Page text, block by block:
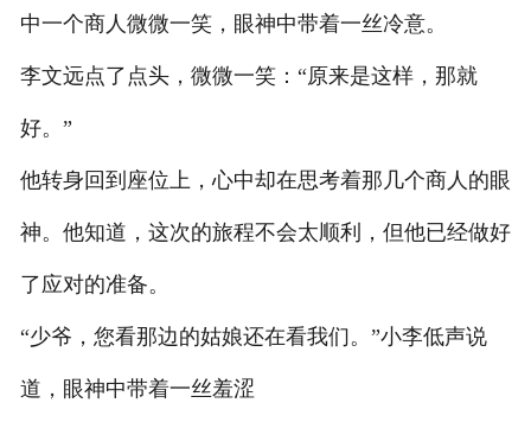
中一个商人微微一笑，眼神中带着一丝冷意。
李文远点了点头，微微一笑：“原来是这样，那就
好。”
他转身回到座位上，心中却在思考着那几个商人的眼
神。他知道，这次的旅程不会太顺利，但他已经做好
了应对的准备。
“少爷，您看那边的姑娘还在看我们。”小李低声说
道，眼神中带着一丝羞涩